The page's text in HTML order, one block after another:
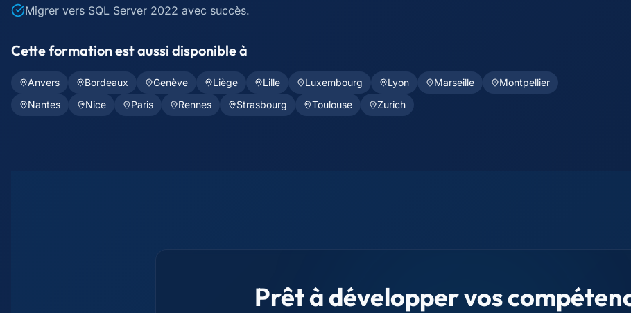
Migrer vers SQL Server 2022 avec succès.
Cette formation est aussi disponible à
Anvers Bordeaux Genève Liège Lille Luxembourg Lyon Marseille
Montpellier
Nantes
Nice Paris Rennes Strasbourg Toulouse Zurich
Prêt à développer vos